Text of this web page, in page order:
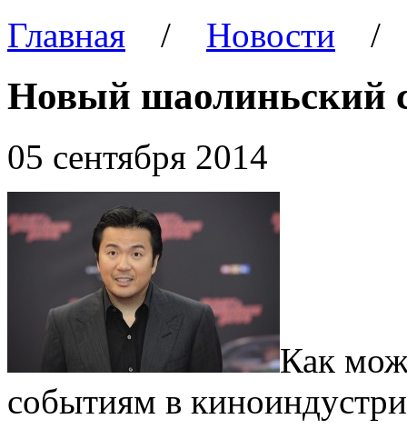
Главная / Новости
Новый шаолиньский
05 сентября 2014
Как
событиям в